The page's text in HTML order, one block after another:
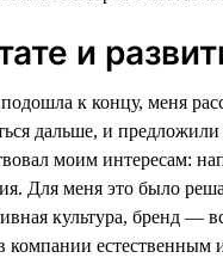
и
к концу, меня
дальше, и
моим интересам:
Для меня это было
культура, бренд —
компании естественным